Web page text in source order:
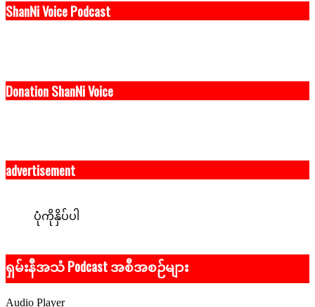
ShanNi Voice Podcast
Donation ShanNi Voice
advertisement
ပုံကိုနှိပ်ပါ
ရှမ်းနီအသံ Podcast အစီအစဉ်များ
Audio Player